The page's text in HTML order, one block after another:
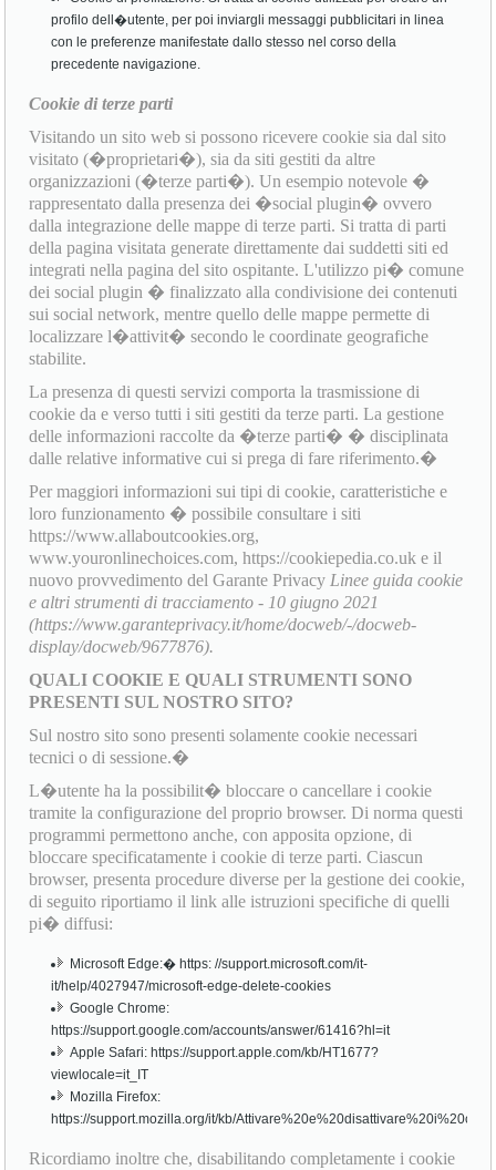
profilo dell�utente, per poi inviargli messaggi pubblicitari in linea
con le preferenze manifestate dallo stesso nel corso della
precedente navigazione.
Cookie di terze parti
Visitando un sito web si possono ricevere cookie sia dal sito
visitato (�proprietari�), sia da siti gestiti da altre
organizzazioni (�terze parti�). Un esempio notevole �
rappresentato dalla presenza dei �social plugin� ovvero
dalla integrazione delle mappe di terze parti. Si tratta di parti
della pagina visitata generate direttamente dai suddetti siti ed
integrati nella pagina del sito ospitante. L'utilizzo pi� comune
dei social plugin � finalizzato alla condivisione dei contenuti
sui social network, mentre quello delle mappe permette di
localizzare l�attivit� secondo le coordinate geografiche
stabilite.
La presenza di questi servizi comporta la trasmissione di
cookie da e verso tutti i siti gestiti da terze parti. La gestione
delle informazioni raccolte da �terze parti� � disciplinata
dalle relative informative cui si prega di fare riferimento.�
Per maggiori informazioni sui tipi di cookie, caratteristiche e
loro funzionamento � possibile consultare i siti
https://www.allaboutcookies.org,
www.youronlinechoices.com, https://cookiepedia.co.uk e il
nuovo provvedimento del Garante Privacy Linee guida cookie
e altri strumenti di tracciamento - 10 giugno 2021
(https://www.garanteprivacy.it/home/docweb/-/docweb-
display/docweb/9677876).
QUALI COOKIE E QUALI STRUMENTI SONO
PRESENTI SUL NOSTRO SITO?
Sul nostro sito sono presenti solamente cookie necessari
tecnici o di sessione.�
L�utente ha la possibilit� bloccare o cancellare i cookie
tramite la configurazione del proprio browser. Di norma questi
programmi permettono anche, con apposita opzione, di
bloccare specificatamente i cookie di terze parti. Ciascun
browser, presenta procedure diverse per la gestione dei cookie,
di seguito riportiamo il link alle istruzioni specifiche di quelli
pi� diffusi:
Microsoft Edge:� https: //support.microsoft.com/it-
it/help/4027947/microsoft-edge-delete-cookies
Google Chrome:
https://support.google.com/accounts/answer/61416?hl=it
Apple Safari: https://support.apple.com/kb/HT1677?
viewlocale=it_IT
Mozilla Firefox:
https://support.mozilla.org/it/kb/
Ricordiamo inoltre che, disabilitando completamente i cookie